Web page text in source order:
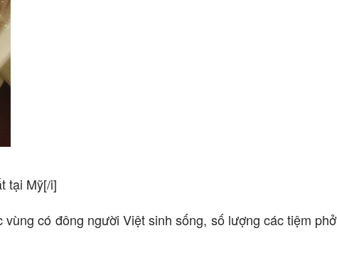
tại Mỹ[/i]
có đông người Việt sinh sống, số lượng các tiệm phở